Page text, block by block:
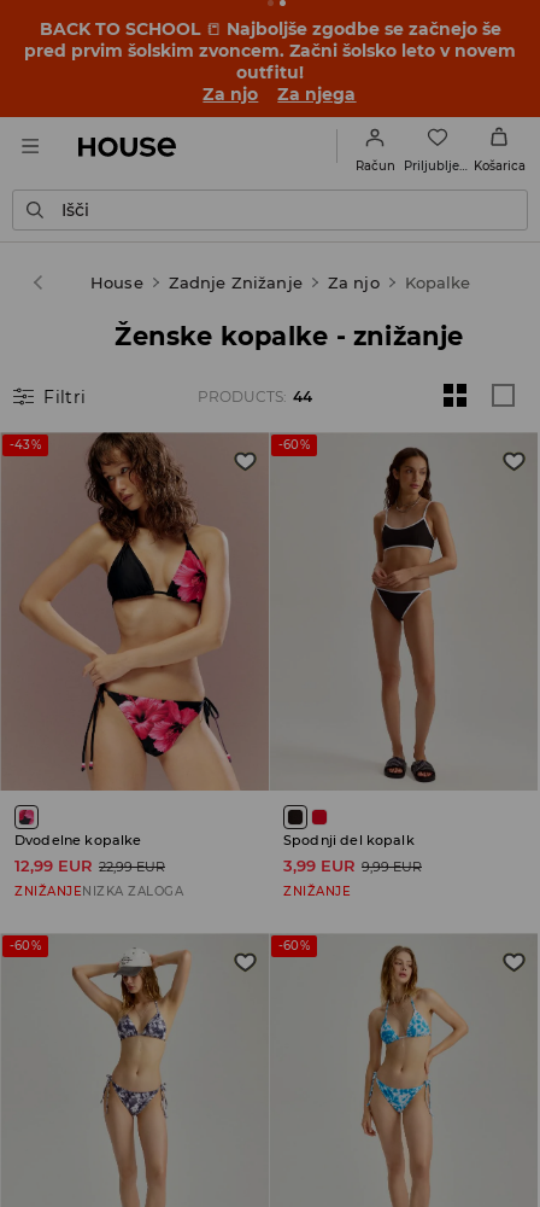
BACK TO SCHOOL 📒 Najboljše zgodbe se začnejo še
pred prvim šolskim zvoncem. Začni šolsko leto v novem
outfitu!
Za njo
Za njega
Račun Košarica
Išči
House Zadnje Znižanje Za njo Kopalke
Ženske kopalke - znižanje
Filtri PRODUCTS: 44
-43%
Dvodelne kopalke
12,99 EUR 22,99 EUR
ZNIŽANJENIZKA ZALOGA
-60%
Spodnji del kopalk
3,99 EUR 9,99 EUR
ZNIŽANJE
-60% -60%